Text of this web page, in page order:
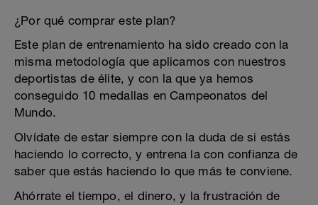
¿Por qué comprar este plan?
Este plan de entrenamiento ha sido creado con la
misma metodología que aplicamos con nuestros
deportistas de élite, y con la que ya hemos
conseguido 10 medallas en Campeonatos del
Mundo.
Olvídate de estar siempre con la duda de si estás
haciendo lo correcto, y entrena la con confianza de
saber que estás haciendo lo que más te conviene.
Ahórrate el tiempo, el dinero, y la frustración de